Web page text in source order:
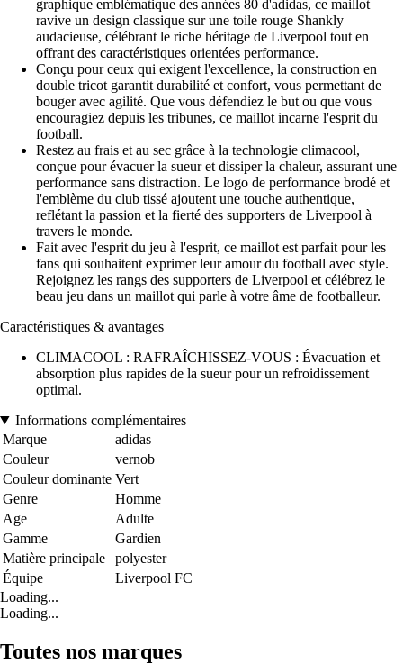
graphique emblématique des années 80 d'adidas, ce maillot
ravive un design classique sur une toile rouge Shankly
audacieuse, célébrant le riche héritage de Liverpool tout en
offrant des caractéristiques orientées performance.
Conçu pour ceux qui exigent l'excellence, la construction en
double tricot garantit durabilité et confort, vous permettant de
bouger avec agilité. Que vous défendiez le but ou que vous
encouragiez depuis les tribunes, ce maillot incarne l'esprit du
football.
Restez au frais et au sec grâce à la technologie climacool,
conçue pour évacuer la sueur et dissiper la chaleur, assurant une
performance sans distraction. Le logo de performance brodé et
l'emblème du club tissé ajoutent une touche authentique,
reflétant la passion et la fierté des supporters de Liverpool à
travers le monde.
Fait avec l'esprit du jeu à l'esprit, ce maillot est parfait pour les
fans qui souhaitent exprimer leur amour du football avec style.
Rejoignez les rangs des supporters de Liverpool et célébrez le
beau jeu dans un maillot qui parle à votre âme de footballeur.
Caractéristiques & avantages
CLIMACOOL : RAFRAÎCHISSEZ-VOUS : Évacuation et
absorption plus rapides de la sueur pour un refroidissement
optimal.
Informations complémentaires
Marque
adidas
Couleur
vernob
Couleur dominante Vert
Genre
Homme
Age
Adulte
Gamme
Gardien
Matière principale
polyester
Équipe
Liverpool FC
Loading...
Loading...
Toutes nos marques